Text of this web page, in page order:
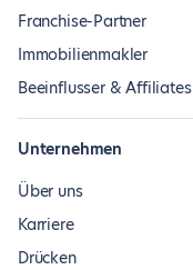
Franchise-Partner
Immobilienmakler
Beeinflusser & Affiliates
Unternehmen
Über uns
Karriere
Drücken